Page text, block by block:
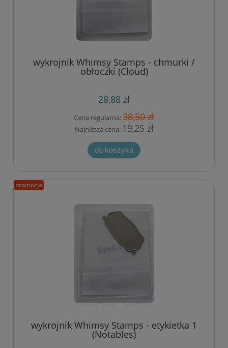
wykrojnik Whimsy Stamps - chmurki /
obłoczki (Cloud)
28,88 zł
Cena regularna:38,50 zł
Najniższa cena:19,25 zł
do koszyka
wykrojnik Whimsy Stamps - etykietka 1
(Notables)
promocja